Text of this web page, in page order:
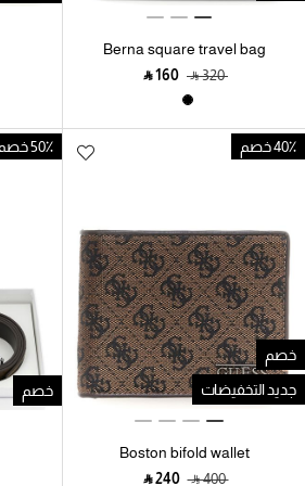
Berna square travel bag
‎ ⃁ ⁦320⁩ ‎
‎ ⃁ ⁦160⁩ ‎
40٪ خصم
خصم
جديد التخفيضات
Boston bifold wallet
‎ ⃁ ⁦400⁩ ‎
‎ ⃁ ⁦240⁩ ‎
50٪ خصم
خصم